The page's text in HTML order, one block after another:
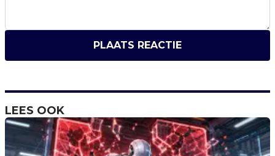
PLAATS REACTIE
LEES OOK